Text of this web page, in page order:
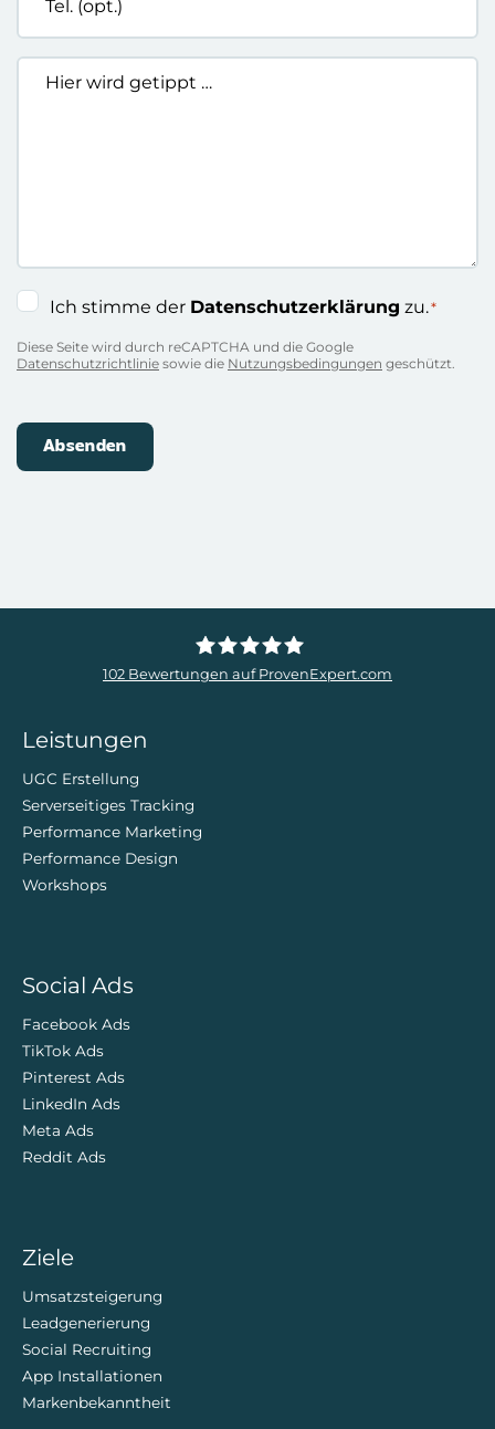
(opt.)
Hier
wird
Einwilligung
Ich stimme der Datenschutzerklärung zu.*
Diese Seite wird durch reCAPTCHA und die Google
Datenschutzrichtlinie sowie die Nutzungsbedingungen geschützt.
102 Bewertungen auf ProvenExpert.com
Leistungen
UGC Erstellung
Serverseitiges Tracking
Performance Marketing
Performance Design
Workshops
Social Ads
Facebook Ads
TikTok Ads
Pinterest Ads
LinkedIn Ads
Meta Ads
Reddit Ads
Ziele
Umsatzsteigerung
Leadgenerierung
Social Recruiting
App Installationen
Markenbekanntheit